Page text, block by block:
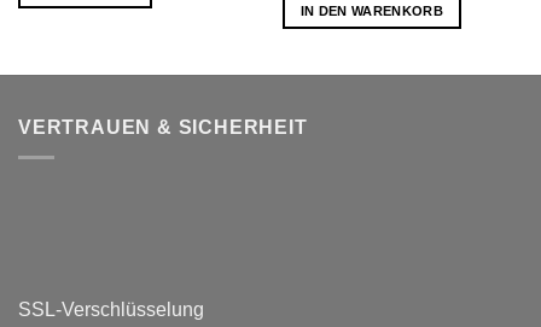
IN DEN WARENKORB
VERTRAUEN & SICHERHEIT
SSL-Verschlüsselung